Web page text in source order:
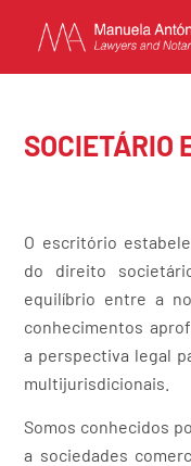
INÍCIO
EQUIPA
POLÍTICA
TERMOS
SOCIETÁRIO
O escritório
do direito
equilíbrio entre a
conhecimentos
a perspectiva legal
multijurisdicionais.
Somos conhecidos
a sociedades